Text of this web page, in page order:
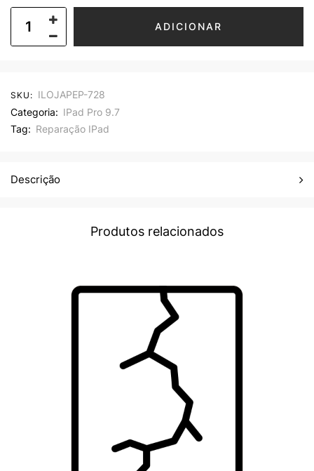
ADICIONAR
SKU: ILOJAPEP-728
Categoria: IPad Pro 9.7
Tag: Reparação IPad
Descrição
Produtos relacionados